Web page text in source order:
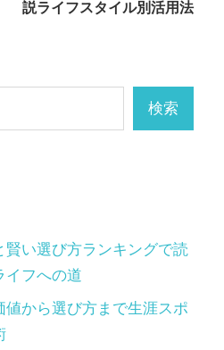
説ライフスタイル別活用法
検索
い選び方ランキングで読
イフへの道
から選び方まで生涯スポ